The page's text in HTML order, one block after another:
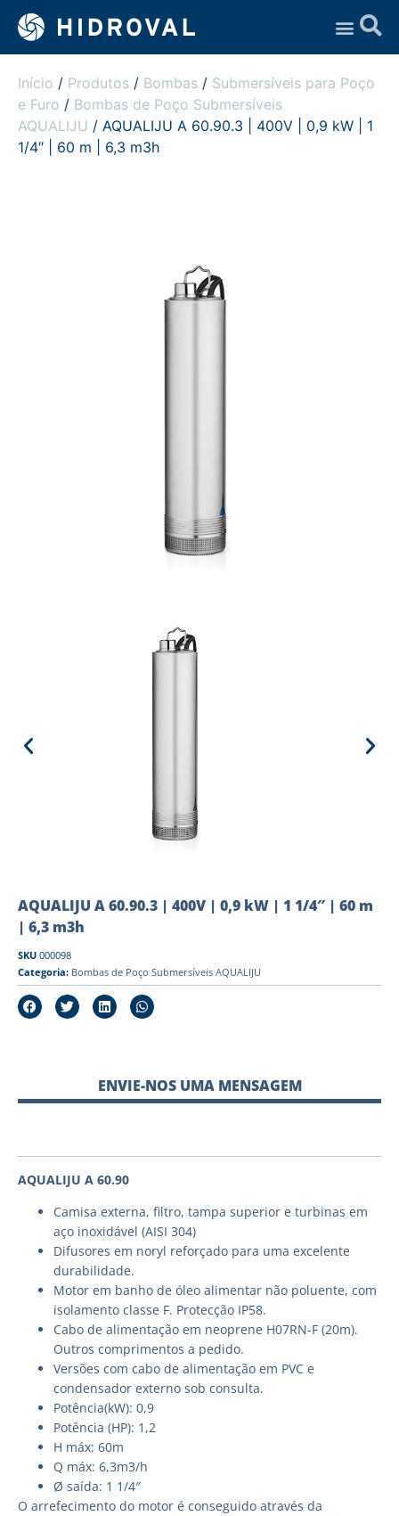
Início / Produtos / Bombas / Submersíveis para Poço
e Furo / Bombas de Poço Submersíveis
AQUALIJU / AQUALIJU A 60.90.3 | 400V | 0,9 kW | 1
1/4″ | 60 m | 6,3 m3h
AQUALIJU A 60.90.3 | 400V | 0,9 kW | 1 1/4″ | 60 m
| 6,3 m3h
SKU 000098
Categoria: Bombas de Poço Submersíveis AQUALIJU
ENVIE-NOS UMA MENSAGEM
AQUALIJU A 60.90
Camisa externa, filtro, tampa superior e turbinas em
aço inoxidável (AISI 304)
Difusores em noryl reforçado para uma excelente
durabilidade.
Motor em banho de óleo alimentar não poluente, com
isolamento classe F. Protecção IP58.
Cabo de alimentação em neoprene H07RN-F (20m).
Outros comprimentos a pedido.
Versões com cabo de alimentação em PVC e
condensador externo sob consulta.
Potência(kW): 0,9
Potência (HP): 1,2
H máx: 60m
Q máx: 6,3m3/h
Ø saída: 1 1/4″
O arrefecimento do motor é conseguido através da